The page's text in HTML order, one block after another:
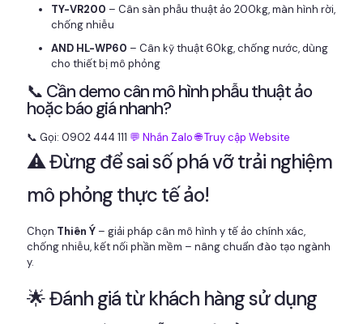
TY-VR200 – Cân sàn phẫu thuật ảo 200kg, màn hình rời,
chống nhiễu
AND HL-WP60 – Cân kỹ thuật 60kg, chống nước, dùng
cho thiết bị mô phỏng
📞 Cần demo cân mô hình phẫu thuật ảo
hoặc báo giá nhanh?
📞 Gọi: 0902 444 111 💬 Nhắn Zalo🌐 Truy cập Website
⚠️ Đừng để sai số phá vỡ trải nghiệm
mô phỏng thực tế ảo!
Chọn Thiên Ý – giải pháp cân mô hình y tế ảo chính xác,
chống nhiễu, kết nối phần mềm – nâng chuẩn đào tạo ngành
y.
🌟 Đánh giá từ khách hàng sử dụng